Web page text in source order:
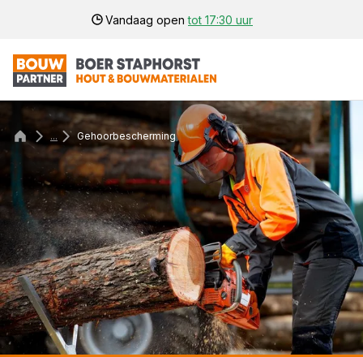
Vandaag opentot 17:30 uur
... Gehoorbescherming